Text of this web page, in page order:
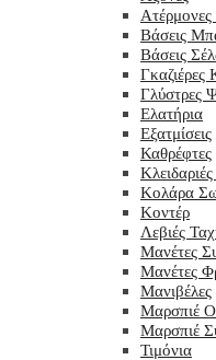
Βάσεις
Βάσεις
Γλύστρες
Ελατήρια
Εξατμίσεις
Καθρέφτες
Κολάρα
Κοντέρ
Λεβιές
Μανέτες
Μανέτες
Μανιβέλες
Μαρσπιέ
Μαρσπιέ
Τιμόνια